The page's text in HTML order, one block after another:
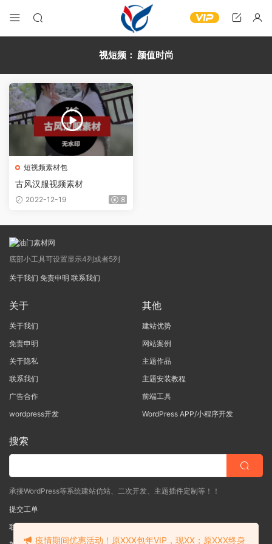
视短频： 颜值时尚
短视频素材包
古风汉服视频素材
2022-12-19 8
底部小工具可设置显示4列或者5列
关于我们 免责申明 联系我们
关于
关于我们
免责申明
关于隐私
联系我们
广告合作
wordpress开发
其他
建站优势
网站案例
主题作品
主题安装教程
前端工具
WordPress APP/小程序开发
搜索
承接WordPress等系统建站仿站、二次开发、主题插件定制等！！
提交工单
联系客服
疫情期间优惠活动！原XXX包年VIP，现XX；原XXX终身